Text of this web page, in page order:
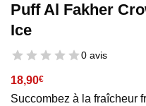
Puff Al Fakher
Ice
0 avis
18,90€
Succombez à la fraîcheur